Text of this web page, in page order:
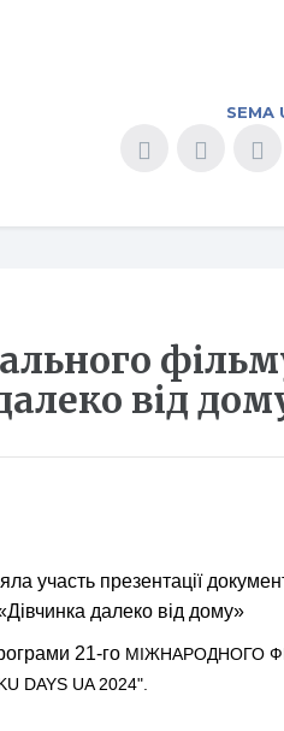
SEMA
від
участь презентації
далеко від дому»
21-го МІЖНАРОДНОГО
UA 2024".